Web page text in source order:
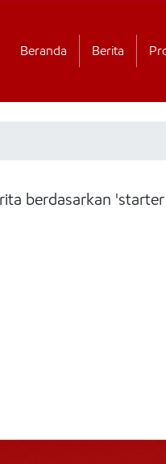
Beranda Berita
berdasarkan